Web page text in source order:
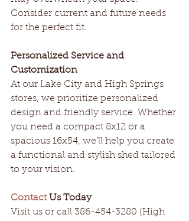
Consider current and future needs
for the perfect fit.
Personalized Service and
Customization
At our Lake City and High Springs
stores, we prioritize personalized
design and friendly service. Whether
you need a compact 8x12 or a
spacious 16x54, we’ll help you create
a functional and stylish shed tailored
to your vision.
Contact Us Today
Visit us or call 386-454-3280 (High